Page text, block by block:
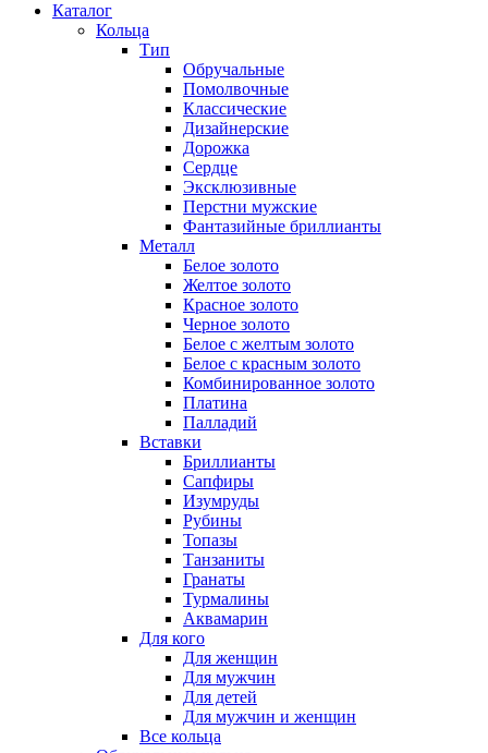
Каталог
Кольца
Тип
Обручальные
Помолвочные
Классические
Дизайнерские
Дорожка
Сердце
Эксклюзивные
Перстни мужские
Фантазийные бриллианты
Металл
Белое золото
Желтое золото
Красное золото
Черное золото
Белое с желтым золото
Белое с красным золото
Комбинированное золото
Платина
Палладий
Вставки
Бриллианты
Сапфиры
Изумруды
Рубины
Топазы
Танзаниты
Гранаты
Турмалины
Аквамарин
Для кого
Для женщин
Для мужчин
Для детей
Для мужчин и женщин
Все кольца